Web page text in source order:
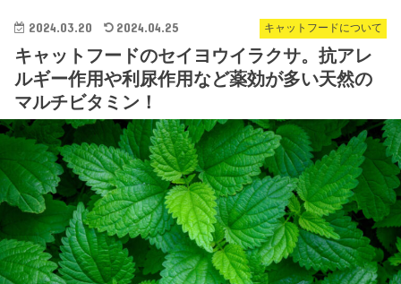
キャットフードについて
2024.03.20 2024.04.25
キャットフードのセイヨウイラクサ。抗アレ
ルギー作用や利尿作用など薬効が多い天然の
マルチビタミン！